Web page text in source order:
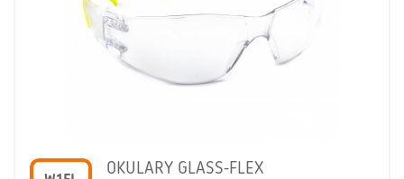
OKULARY GLASS-FLEX